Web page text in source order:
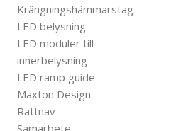
Krängningshämmarstag
LED belysning
LED moduler till
innerbelysning
LED ramp guide
Maxton Design
Rattnav
Samarbete